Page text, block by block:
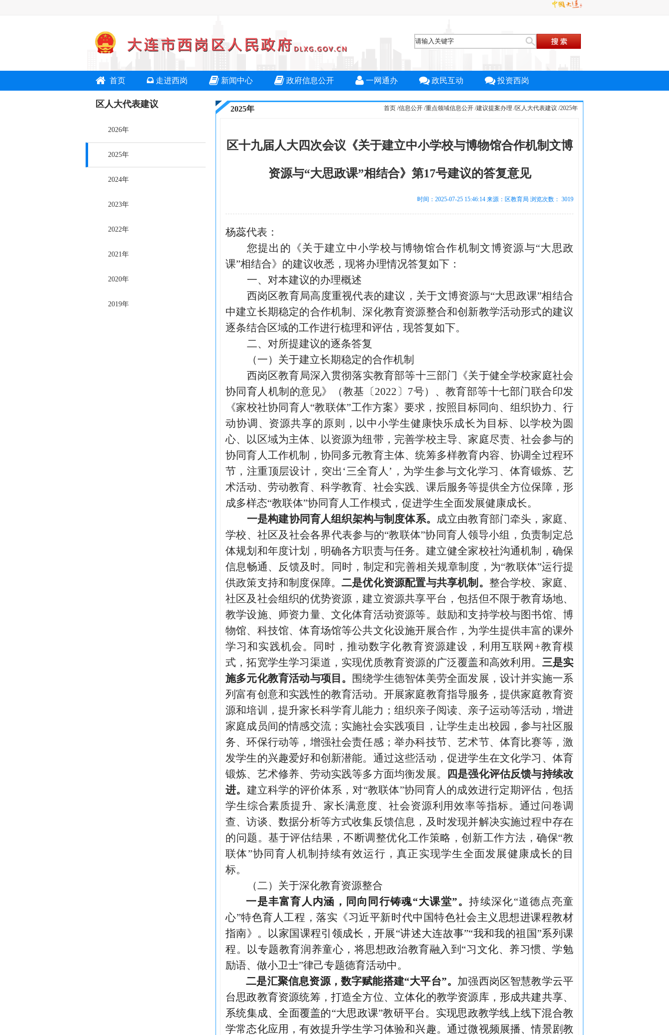
首页 走进西岗 新闻中心 政府信息公开 一网通办 政民互动 投资西岗
区人大代表建议
2026年
2025年
2024年
2023年
2022年
2021年
2020年
2019年
首页 /信息公开 /重点领域信息公开 /建议提案办理 /区人大代表建议 /2025年
2025年
区十九届人大四次会议《关于建立中小学校与博物馆合作机制文博
资源与“大思政课”相结合》第17号建议的答复意见
时间：2025-07-25 15:46:14 来源：区教育局 浏览次数： 3019
杨蕊代表：
您提出的《关于建立中小学校与博物馆合作机制文博资源与“大思政
课”相结合》的建议收悉，现将办理情况答复如下：
一、 对本建议的办理概述
西岗区教育局高度重视代表的建议，关于文博资源与“大思政课”相结合
中建立长期稳定的合作机制、深化教育资源整合和创新教学活动形式的建议
逐条结合区域的工作进行梳理和评估，现答复如下。
二、 对所提建议的逐条答复
（一） 关于建立长期稳定的合作机制
西岗区教育局深入贯彻落实教育部等十三部门《关于健全学校家庭社会
协同育人机制的意见》（教基〔2022〕7号）、教育部等十七部门联合印发
《家校社协同育人“教联体”工作方案》要求，按照目标同向、组织协力、行
动协调、资源共享的原则，以中小学生健康快乐成长为目标、以学校为圆
心、以区域为主体、以资源为纽带，完善学校主导、家庭尽责、社会参与的
协同育人工作机制，协同多元教育主体、统筹多样教育内容、协调全过程环
节，注重顶层设计，突出‘三全育人’，为学生参与文化学习、体育锻炼、艺
术活动、劳动教育、科学教育、社会实践、课后服务等提供全方位保障，形
成多样态“教联体”协同育人工作模式，促进学生全面发展健康成长。
一是构建协同育人组织架构与制度体系。 成立由教育部门牵头，家庭、
学校、社区及社会各界代表参与的“教联体”协同育人领导小组，负责制定总
体规划和年度计划，明确各方职责与任务。建立健全家校社沟通机制，确保
信息畅通、反馈及时。同时，制定和完善相关规章制度，为“教联体”运行提
供政策支持和制度保障。二是优化资源配置与共享机制。 整合学校、家庭、
社区及社会组织的优势资源，建立资源共享平台，包括但不限于教育场地、
教学设施、师资力量、文化体育活动资源等。鼓励和支持学校与图书馆、博
物馆、科技馆、体育场馆等公共文化设施开展合作，为学生提供丰富的课外
学习和实践机会。同时，推动数字化教育资源建设，利用互联网 +教育模
式，拓宽学生学习渠道，实现优质教育资源的广泛覆盖和高效利用。 三是实
施多元化教育活动与项目。
围绕学生德智体美劳全面发展，设计并实施一系
列富有创意和实践性的教育活动。开展家庭教育指导服务，提供家庭教育资
源和培训，提升家长科学育儿能力；组织亲子阅读、亲子运动等活动，增进
家庭成员间的情感交流；实施社会实践项目，让学生走出校园，参与社区服
务、环保行动等，增强社会责任感；举办科技节、艺术节、体育比赛等，激
发学生的兴趣爱好和创新潜能。通过这些活动，促进学生在文化学习、体育
锻炼、艺术修养、劳动实践等多方面均衡发展。
四是强化评估反馈与持续改
进。 建立科学的评价体系，对“教联体”协同育人的成效进行定期评估，包括
学生综合素质提升、家长满意度、社会资源利用效率等指标。通过问卷调
查、访谈、数据分析等方式收集反馈信息，及时发现并解决实施过程中存在
的问题。基于评估结果，不断调整优化工作策略，创新工作方法，确保“教
联体”协同育人机制持续有效运行，真正实现学生全面发展健康成长的目
标。
（二） 关于深化教育资源整合
一是丰富育人内涵，同向同行铸魂“大课堂”。持续深化“道德点亮童
心”特色育人工程，落实《习近平新时代中国特色社会主义思想进课程教材
指南》。以家国课程引领成长，开展“讲述大连故事”“我和我的祖国”系列课
程。以专题教育润养童心，将思想政治教育融入到“习文化、养习惯、学勉
励语、做小卫士”律己专题德育活动中。
二是汇聚信息资源，数字赋能搭建“大平台”。 加强西岗区智慧教学云平
台思政教育资源统筹，打造全方位、立体化的教学资源库，形成共建共享、
系统集成、全面覆盖的“大思政课”教研平台。实现思政教学线上线下混合教
学常态化应用，有效提升学生学习体验和兴趣。通过微视频展播、情景剧教